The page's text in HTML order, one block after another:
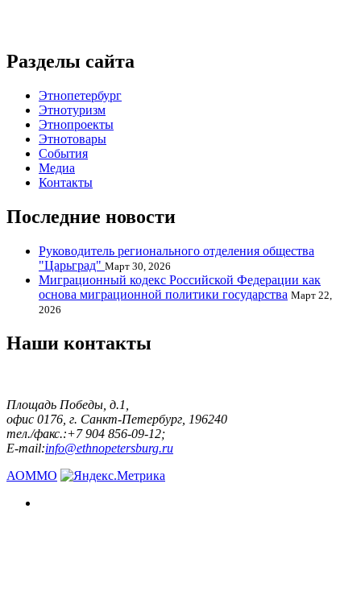
Разделы сайта
Этнопетербург
Этнотуризм
Этнопроекты
Этнотовары
События
Медиа
Контакты
Последние новости
Руководитель регионального отделения общества
"Царьград" Март 30, 2026
Миграционный кодекс Российской Федерации как
основа миграционной политики государства Март 22,
2026
Наши контакты
Площадь Победы, д.1,
офис 0176, г. Санкт-Петербург, 196240
тел./факс.:+7 904 856-09-12;
E-mail:info@ethnopetersburg.ru
АОММО